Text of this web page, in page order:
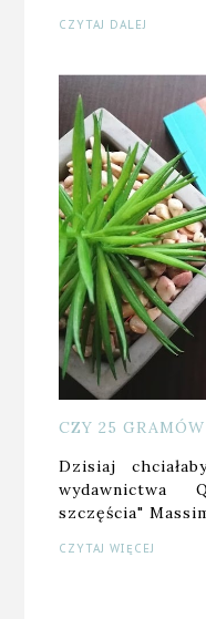
CZYTAJ DALEJ
CZY 25
Dzisiaj
szczęścia"
CZYTAJ WIĘCEJ